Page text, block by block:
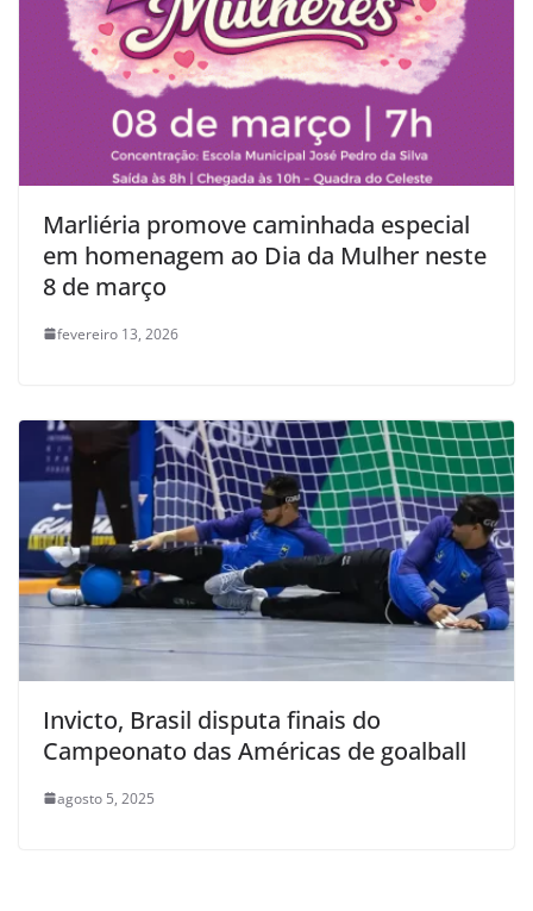
Marliéria promove caminhada especial
em homenagem ao Dia da Mulher neste
8 de março
fevereiro 13, 2026
Invicto, Brasil disputa finais do
Campeonato das Américas de goalball
agosto 5, 2025